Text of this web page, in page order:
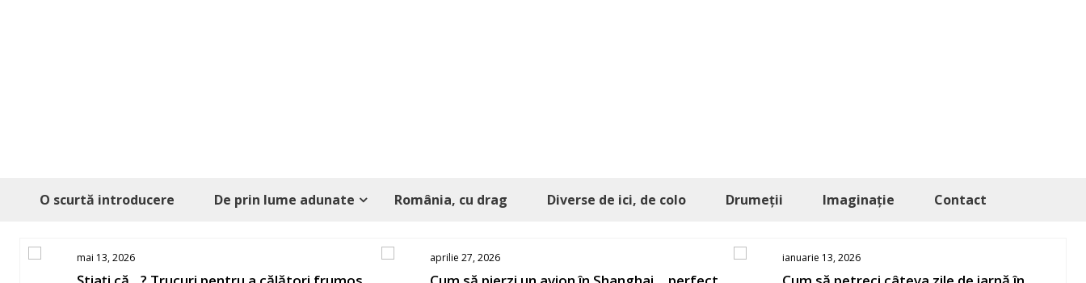
O scurtă introducere De prin lume adunate România, cu drag Diverse de ici, de colo Drumeții Imaginație Contact
mai 13, 2026 aprilie 27, 2026 ianuarie 13, 2026